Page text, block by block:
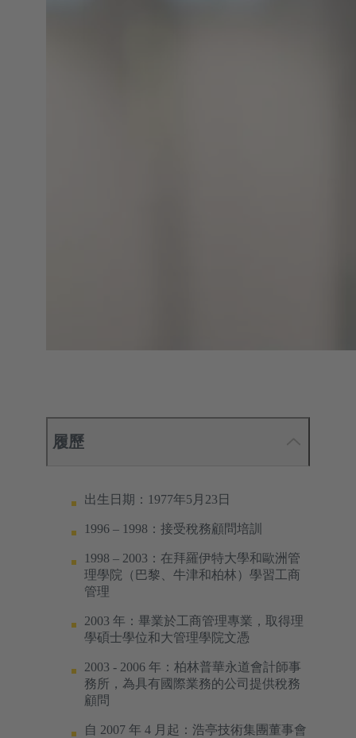
履歷
出生日期：1977年5月23日
1996 – 1998：接受稅務顧問培訓
1998 – 2003：在拜羅伊特大學和歐洲管
理學院（巴黎、牛津和柏林）學習工商
管理
2003 年：畢業於工商管理專業，取得理
學碩士學位和大管理學院文憑
2003 - 2006 年：柏林普華永道會計師事
務所，為具有國際業務的公司提供稅務
顧問
自 2007 年 4 月起：浩亭技術集團董事會